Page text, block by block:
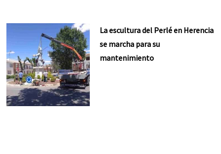
La escultura del Perlé en Herencia
se marcha para su
mantenimiento